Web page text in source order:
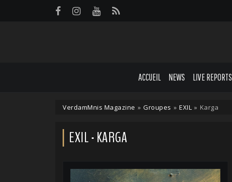
ACCUEIL NEWS LIVE REPORTS
VerdamMnis Magazine » Groupes » EXIL » Karga
EXIL - KARGA
Panneau de gestion des cookies